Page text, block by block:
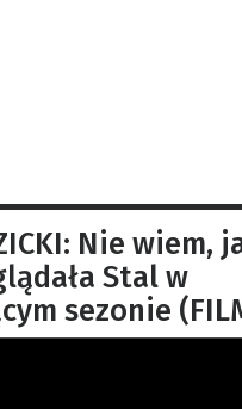
Nie wiem,
Stal w
sezonie